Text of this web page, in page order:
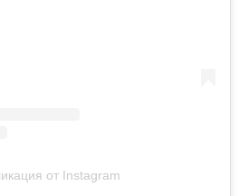
от Instagram